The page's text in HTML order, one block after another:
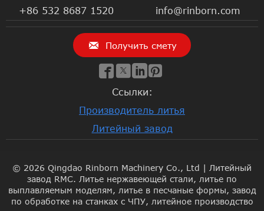
+86 532 8687 1520 info@rinborn.com
 Получить смету
   
Ссылки:
Производитель литья
Литейный завод
© 2026 Qingdao Rinborn Machinery Co., Ltd | Литейный
завод RMC. Литье нержавеющей стали, литье по
выплавляемым моделям, литье в песчаные формы, завод
по обработке на станках с ЧПУ, литейное производство